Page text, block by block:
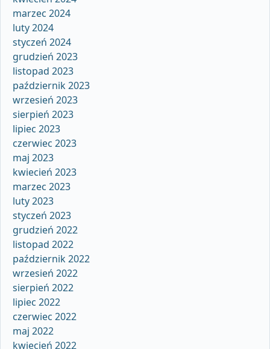
marzec 2024
luty 2024
styczeń 2024
grudzień 2023
listopad 2023
październik 2023
wrzesień 2023
sierpień 2023
lipiec 2023
czerwiec 2023
maj 2023
kwiecień 2023
marzec 2023
luty 2023
styczeń 2023
grudzień 2022
listopad 2022
październik 2022
wrzesień 2022
sierpień 2022
lipiec 2022
czerwiec 2022
maj 2022
kwiecień 2022